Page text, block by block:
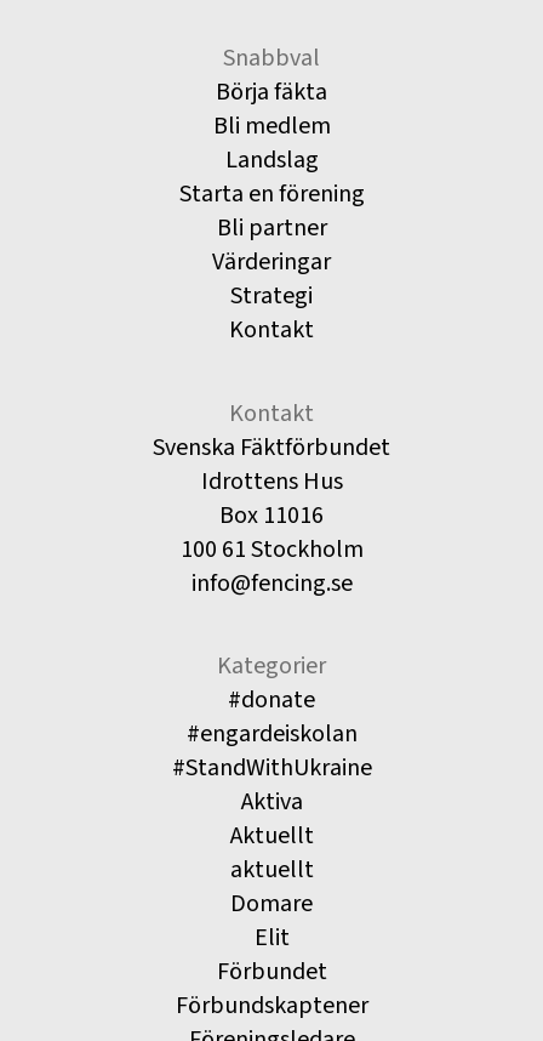
Snabbval
Börja fäkta
Bli medlem
Landslag
Starta en förening
Bli partner
Värderingar
Strategi
Kontakt
Kontakt
Svenska Fäktförbundet
Idrottens Hus
Box 11016
100 61 Stockholm
info@fencing.se
Kategorier
#donate
#engardeiskolan
#StandWithUkraine
Aktiva
Aktuellt
aktuellt
Domare
Elit
Förbundet
Förbundskaptener